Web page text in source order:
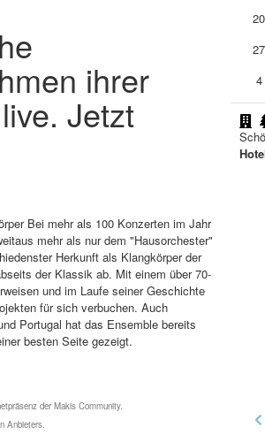
ihrer
Jetzt
Bei mehr als 100 Konzerten im Jahr
mehr als nur dem "Hausorchester"
Herkunft als Klangkörper der
der Klassik ab. Mit einem über 70-
und im Laufe seiner Geschichte
für sich verbuchen. Auch
Portugal hat das Ensemble bereits
besten Seite gezeigt.
der Makis Community.
Anbieters.
20
27
4